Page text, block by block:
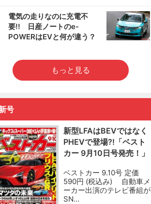
電気の走りなのに充電不
要!! 日産ノートのe-
POWERはEVと何が違う？
もっと見る
号
新型LFAはBEVではなく
PHEVで登場?!「ベスト
カー 9月10日号発売！」
ベストカー 9.10号 定価
590円 (税込み) 自動車メ
ーカー出演のテレビ番組が
SN…